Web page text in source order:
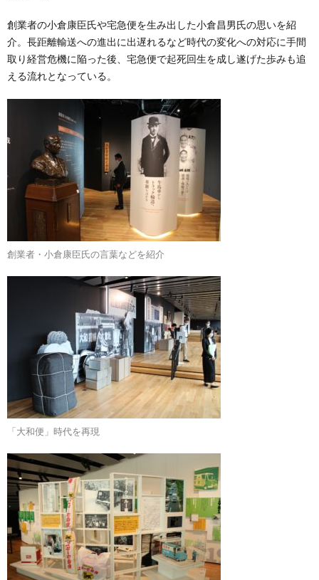
創業者の小倉康臣氏や宅急便を生み出した小倉昌男氏の思いを紹
介。長距離輸送への進出に出遅れるなど時代の変化への対応に手間
取り経営危機に陥った後、宅急便で起死回生を成し遂げた歩みも追
える流れとなっている。
創業者・小倉康臣氏の言葉などを紹介
「大和便」時代を再現